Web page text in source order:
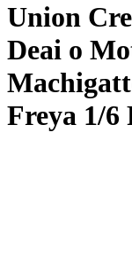
Union
Deai o
Freya 1/6